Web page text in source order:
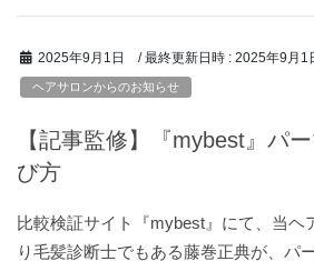
2025年9月1日 / 最終更新日時 : 2025年9月1
ヘアサロンからのお知らせ
【記事監修】『mybest』パ
び方
比較検証サイト『mybest』にて、当ヘ
り毛髪診断士でもある藤巻正典が、パ